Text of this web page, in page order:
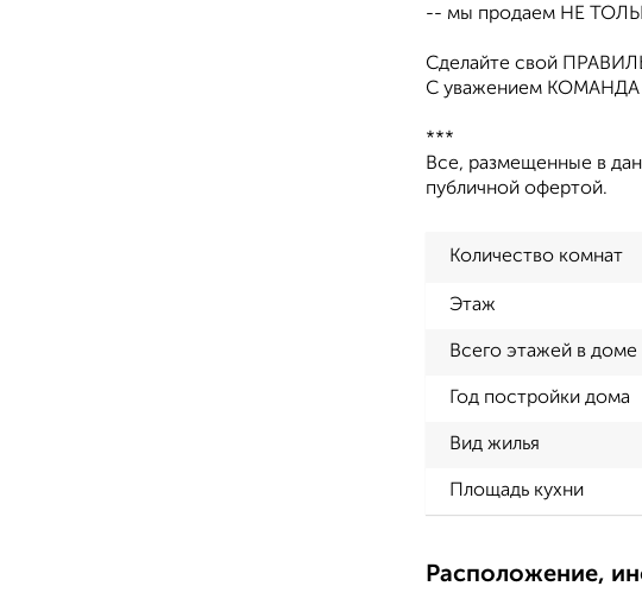
-- мы продаем НЕ
Сделайте свой
С уважением КОМАНДА
***
Все, размещенные в
публичной офертой.
Количество комнат
Этаж
Всего этажей в доме
Год постройки дома
Вид жилья
Площадь кухни
Расположение,